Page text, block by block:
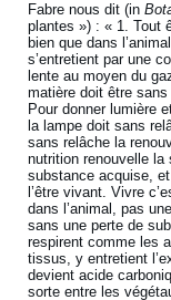
Fabre nous dit (in
plantes ») : « 1. Tout
bien que dans
s’entretient par une
lente au moyen du
matière doit être
Pour donner lumière
la lampe doit sans
sans relâche la
nutrition renouvelle
substance acquise,
l’être vivant. Vivre
dans l’animal, pas
sans une perte de
respirent comme les
tissus, y entretient
devient acide
sorte entre les